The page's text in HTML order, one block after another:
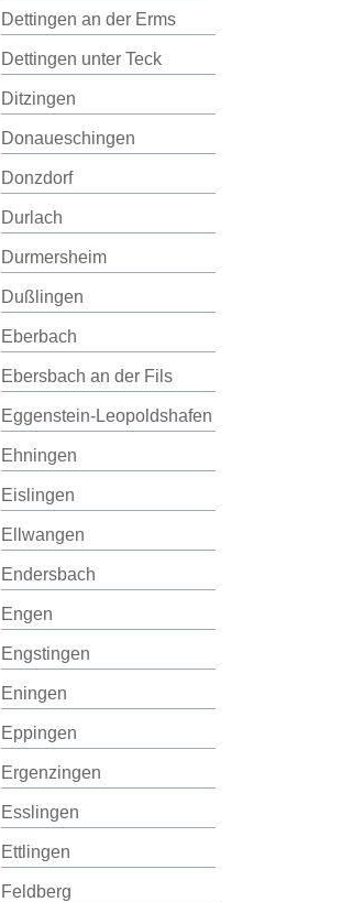
Dettingen an der Erms
Dettingen unter Teck
Ditzingen
Donaueschingen
Donzdorf
Durlach
Durmersheim
Dußlingen
Eberbach
Ebersbach an der Fils
Eggenstein-Leopoldshafen
Ehningen
Eislingen
Ellwangen
Endersbach
Engen
Engstingen
Eningen
Eppingen
Ergenzingen
Esslingen
Ettlingen
Feldberg